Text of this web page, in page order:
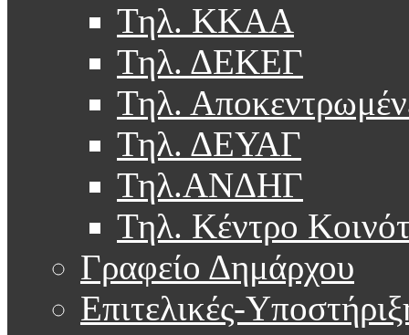
Τηλ. ΚΚΑΑ
Τηλ. ΔΕΚΕΓ
Τηλ.
Τηλ. ΔΕΥΑΓ
Τηλ.ΑΝΔΗΓ
Τηλ. Κέντρο
Γραφείο Δημάρχου
Επιτελικές-